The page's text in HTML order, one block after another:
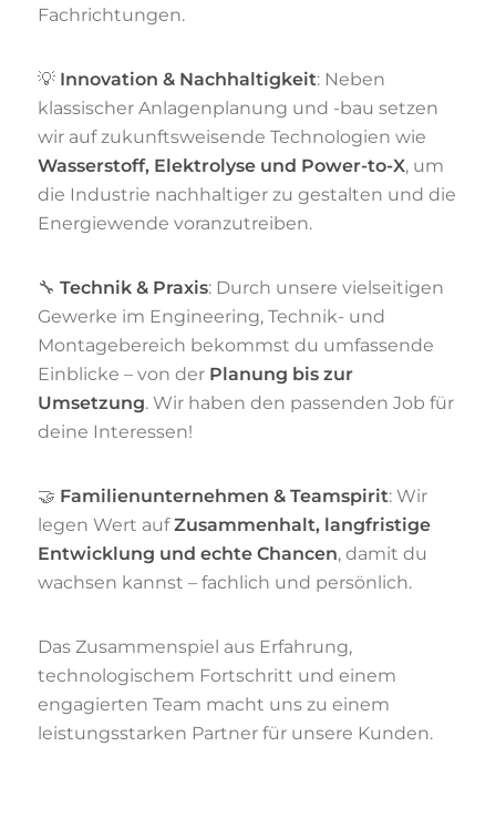
Fachrichtungen.
💡 Innovation & Nachhaltigkeit: Neben
klassischer Anlagenplanung und -bau setzen
wir auf zukunftsweisende Technologien wie
Wasserstoff, Elektrolyse und Power-to-X, um
die Industrie nachhaltiger zu gestalten und die
Energiewende voranzutreiben.
🔧 Technik & Praxis: Durch unsere vielseitigen
Gewerke im Engineering, Technik- und
Montagebereich bekommst du umfassende
Einblicke – von der Planung bis zur
Umsetzung. Wir haben den passenden Job für
deine Interessen!
🤝 Familienunternehmen & Teamspirit: Wir
legen Wert aufZusammenhalt, langfristige
Entwicklung und echte Chancen, damit du
wachsen kannst – fachlich und persönlich.
Das Zusammenspiel aus Erfahrung,
technologischem Fortschritt und einem
engagierten Team macht uns zu einem
leistungsstarken Partner für unsere Kunden.